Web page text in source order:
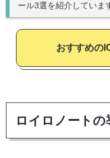
ール3選を紹介していま
おすすめの
ロイロノートの